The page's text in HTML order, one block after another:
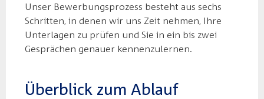
Unser Bewerbungsprozess besteht aus sechs
Schritten, in denen wir uns Zeit nehmen, Ihre
Unterlagen zu prüfen und Sie in ein bis zwei
Gesprächen genauer kennenzulernen.
Überblick zum Ablauf